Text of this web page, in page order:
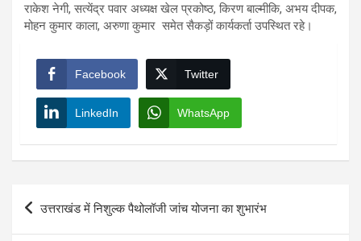
राकेश नेगी, सत्येंद्र पवार अध्यक्ष खेल प्रकोष्ठ, किरण बाल्मीकि, अभय दीपक,
मोहन कुमार काला, अरुणा कुमार समेत सैकड़ों कार्यकर्ता उपस्थित रहे।
Facebook Twitter
LinkedIn WhatsApp
Post
उत्तराखंड में निशुल्क पैथोलॉजी जांच योजना का शुभारंभ